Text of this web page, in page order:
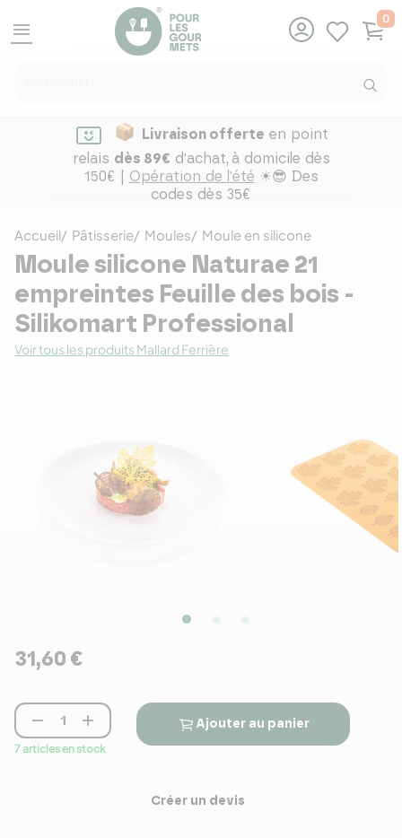
menu
0
Livraison offerte en point
relais dès 89€ d'achat, à domicile dès
150€ | Opération de l'été ☀😎 Des
codes dès 35€
Accueil Pâtisserie Moules Moule en silicone
Moule silicone Naturae 21
empreintes Feuille des bois -
Silikomart Professional
Voir tous les produits Mallard Ferrière
31,60 €
 
7 articles en stock
Ajouter au panier
Créer un devis